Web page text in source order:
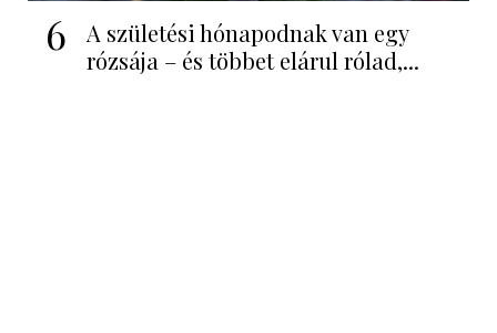
6
A születési hónapodnak van egy
rózsája – és többet elárul rólad,...